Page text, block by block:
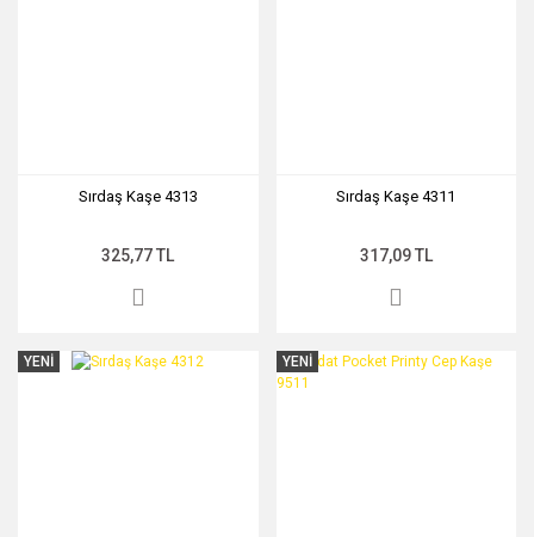
Sırdaş Kaşe 4313
325,77 TL
Sırdaş Kaşe 4311
317,09 TL
YENİ YENİ